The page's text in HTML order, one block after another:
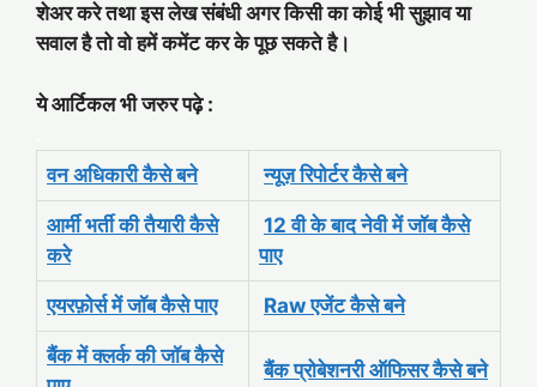
शेअर करे तथा इस लेख संबंधी अगर किसी का कोई भी सुझाव या
सवाल है तो वो हमें कमेंट कर के पूछ सकते है।
ये आर्टिकल भी जरुर पढ़े :
वन अधिकारी कैसे बने
न्यूज़ रिपोर्टर कैसे बने
आर्मी भर्ती की तैयारी कैसे
करे
12 वी के बाद नेवी में जॉब कैसे
पाए
एयरफ़ोर्स में जॉब कैसे पाए Raw एजेंट कैसे बने
बैंक में क्लर्क की जॉब कैसे
बैंक प्रोबेशनरी ऑफिसर कैसे बने